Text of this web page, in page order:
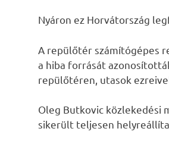
Nyáron ez Horvátország
A repülőtér számítógépes
a hiba forrását
repülőtéren, utasok
Oleg Butkovic közlekedési
sikerült teljesen